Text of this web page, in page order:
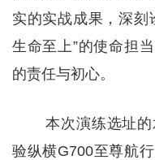
实的实战成果，深刻
生命至上”的使命担
的责任与初心。
本次演练选址
验纵横G700至尊航